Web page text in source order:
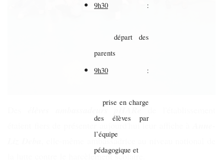
9h30 :
départ des
parents
9h30 :
prise en charge
des élèves par
l’équipe
pédagogique et
ambassadeurs pHARe de l'établissement
étaient fiers de présenter aujourd'hui leur affiche à
, elle-même ambassadrice au niveau national de
la lutte contre le harcèlement scolaire.